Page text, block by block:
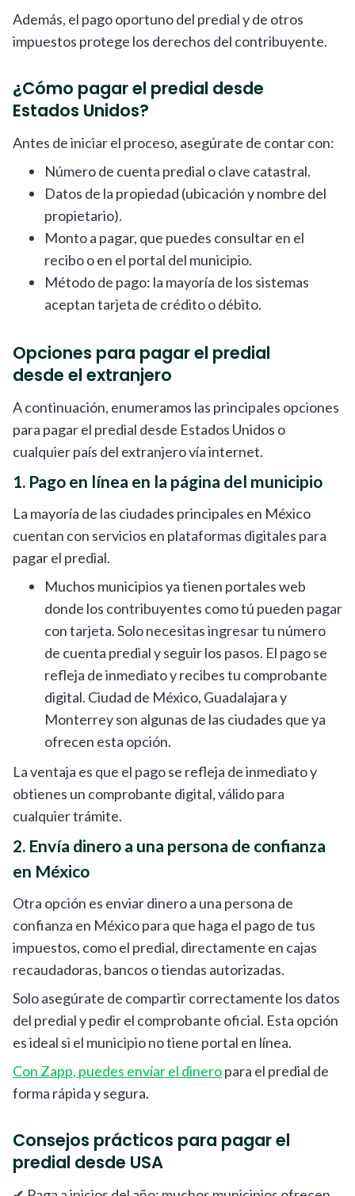
Además, el pago oportuno del predial y de otros
impuestos protege los derechos del contribuyente.
¿Cómo pagar el predial desde
Estados Unidos?
Antes de iniciar el proceso, asegúrate de contar con:
Número de cuenta predial o clave catastral.
Datos de la propiedad (ubicación y nombre del
propietario).
Monto a pagar, que puedes consultar en el
recibo o en el portal del municipio.
Método de pago: la mayoría de los sistemas
aceptan tarjeta de crédito o débito.
Opciones para pagar el predial
desde el extranjero
A continuación, enumeramos las principales opciones
para pagar el predial desde Estados Unidos o
cualquier país del extranjero vía internet.
1. Pago en línea en la página del municipio
La mayoría de las ciudades principales en México
cuentan con servicios en plataformas digitales para
pagar el predial.
Muchos municipios ya tienen portales web
donde los contribuyentes como tú pueden pagar
con tarjeta. Solo necesitas ingresar tu número
de cuenta predial y seguir los pasos. El pago se
refleja de inmediato y recibes tu comprobante
digital. Ciudad de México, Guadalajara y
Monterrey son algunas de las ciudades que ya
ofrecen esta opción.
La ventaja es que el pago se refleja de inmediato y
obtienes un comprobante digital, válido para
cualquier trámite.
2. Envía dinero a una persona de confianza
en México
Otra opción es enviar dinero a una persona de
confianza en México para que haga el pago de tus
impuestos, como el predial, directamente en cajas
recaudadoras, bancos o tiendas autorizadas.
Solo asegúrate de compartir correctamente los datos
del predial y pedir el comprobante oficial. Esta opción
es ideal si el municipio no tiene portal en línea.
Con Zapp, puedes envíar el dineropara el predial de
forma rápida y segura.
Consejos prácticos para pagar el
predial desde USA